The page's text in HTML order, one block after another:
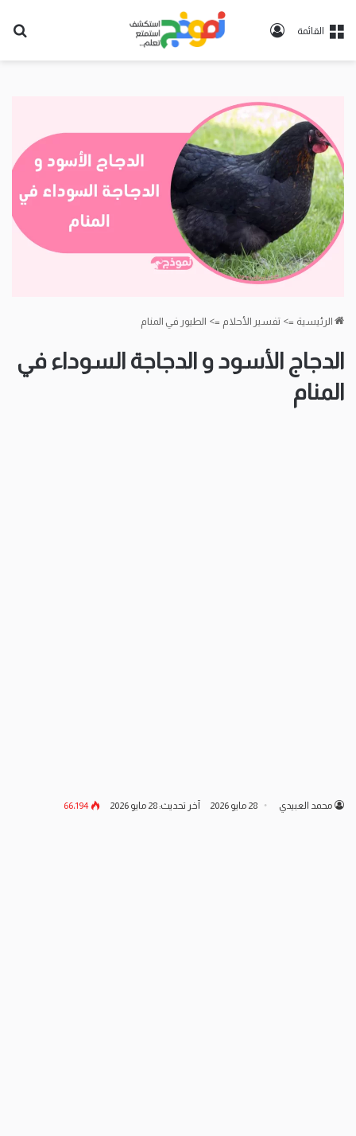
القائمة
الرئيسية => تفسير الأحلام => الطيور في المنام
الدجاج الأسود و الدجاجة السوداء في
المنام
محمد العبيدي 28 مايو 2026 آخر تحديث: 28 مايو 2026 66٬194